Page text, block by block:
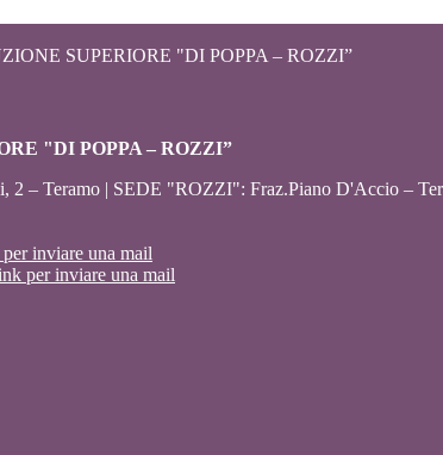
SUPERIORE "DI POPPA – ROZZI”
"DI POPPA – ROZZI”
2 – Teramo | SEDE "ROZZI": Fraz.Piano D'Accio –
inviare una mail
per inviare una mail